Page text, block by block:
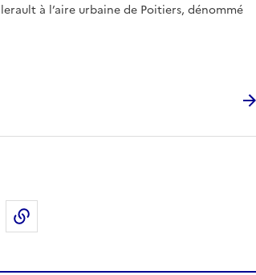
à l’aire urbaine de Poitiers, dénommé
sur LinkedIn
Partager par email